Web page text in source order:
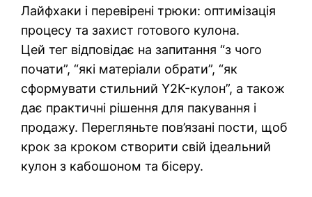
Лайфхаки і перевірені трюки: оптимізація
процесу та захист готового кулона.
Цей тег відповідає на запитання “з чого
почати”, “які матеріали обрати”, “як
сформувати стильний Y2K-кулон”, а також
дає практичні рішення для пакування і
продажу. Перегляньте пов’язані пости, щоб
крок за кроком створити свій ідеальний
кулон з кабошоном та бісеру.